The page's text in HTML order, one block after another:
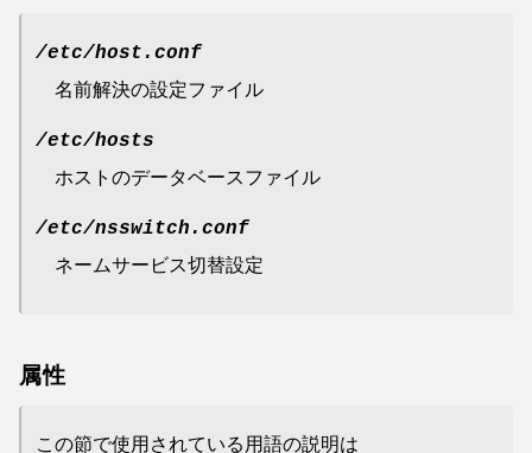
/etc/host.conf
名前解決の設定ファイル
/etc/hosts
ホストのデータベースファイル
/etc/nsswitch.conf
ネームサービス切替設定
属性
この節で使用されている用語の説明は